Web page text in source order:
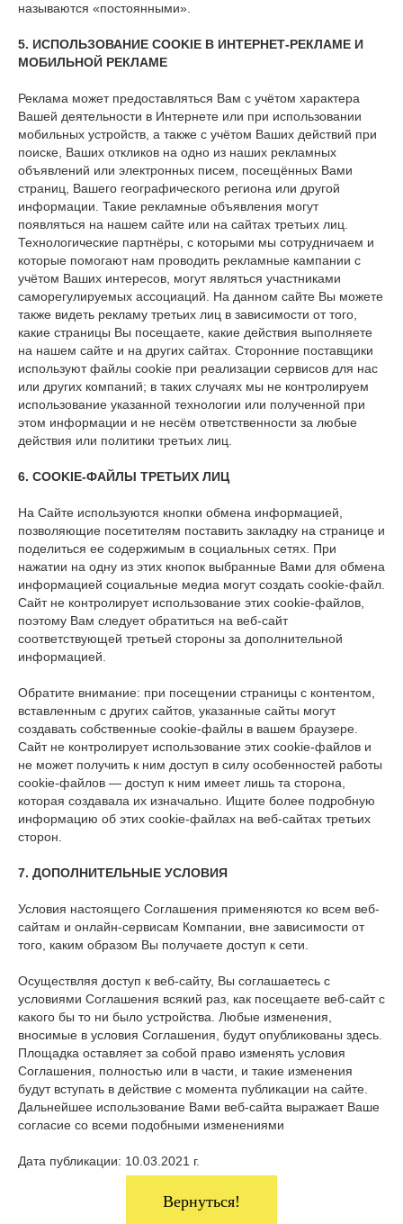
называются «постоянными».
5. ИСПОЛЬЗОВАНИЕ COOKIE В ИНТЕРНЕТ-РЕКЛАМЕ И
МОБИЛЬНОЙ РЕКЛАМЕ
Реклама может предоставляться Вам с учётом характера
Вашей деятельности в Интернете или при использовании
мобильных устройств, а также с учётом Ваших действий при
поиске, Ваших откликов на одно из наших рекламных
объявлений или электронных писем, посещённых Вами
страниц, Вашего географического региона или другой
информации. Такие рекламные объявления могут
появляться на нашем сайте или на сайтах третьих лиц.
Технологические партнёры, с которыми мы сотрудничаем и
которые помогают нам проводить рекламные кампании с
учётом Ваших интересов, могут являться участниками
саморегулируемых ассоциаций. На данном сайте Вы можете
также видеть рекламу третьих лиц в зависимости от того,
какие страницы Вы посещаете, какие действия выполняете
на нашем сайте и на других сайтах. Сторонние поставщики
используют файлы cookie при реализации сервисов для нас
или других компаний; в таких случаях мы не контролируем
использование указанной технологии или полученной при
этом информации и не несём ответственности за любые
действия или политики третьих лиц.
6. COOKIE-ФАЙЛЫ ТРЕТЬИХ ЛИЦ
На Сайте используются кнопки обмена информацией,
позволяющие посетителям поставить закладку на странице и
поделиться ее содержимым в социальных сетях. При
нажатии на одну из этих кнопок выбранные Вами для обмена
информацией социальные медиа могут создать cookie-файл.
Сайт не контролирует использование этих cookie-файлов,
поэтому Вам следует обратиться на веб-сайт
соответствующей третьей стороны за дополнительной
информацией.
Обратите внимание: при посещении страницы с контентом,
вставленным с других сайтов, указанные сайты могут
создавать собственные cookie-файлы в вашем браузере.
Сайт не контролирует использование этих cookie-файлов и
не может получить к ним доступ в силу особенностей работы
cookie-файлов — доступ к ним имеет лишь та сторона,
которая создавала их изначально. Ищите более подробную
информацию об этих cookie-файлах на веб-сайтах третьих
сторон.
7. ДОПОЛНИТЕЛЬНЫЕ УСЛОВИЯ
Условия настоящего Соглашения применяются ко всем веб-
сайтам и онлайн-сервисам Компании, вне зависимости от
того, каким образом Вы получаете доступ к сети.
Осуществляя доступ к веб-сайту, Вы соглашаетесь с
условиями Соглашения всякий раз, как посещаете веб-сайт с
какого бы то ни было устройства. Любые изменения,
вносимые в условия Соглашения, будут опубликованы здесь.
Площадка оставляет за собой право изменять условия
Соглашения, полностью или в части, и такие изменения
будут вступать в действие с момента публикации на сайте.
Дальнейшее использование Вами веб-сайта выражает Ваше
согласие со всеми подобными изменениями
Дата публикации: 10.03.2021 г.
Вернуться!